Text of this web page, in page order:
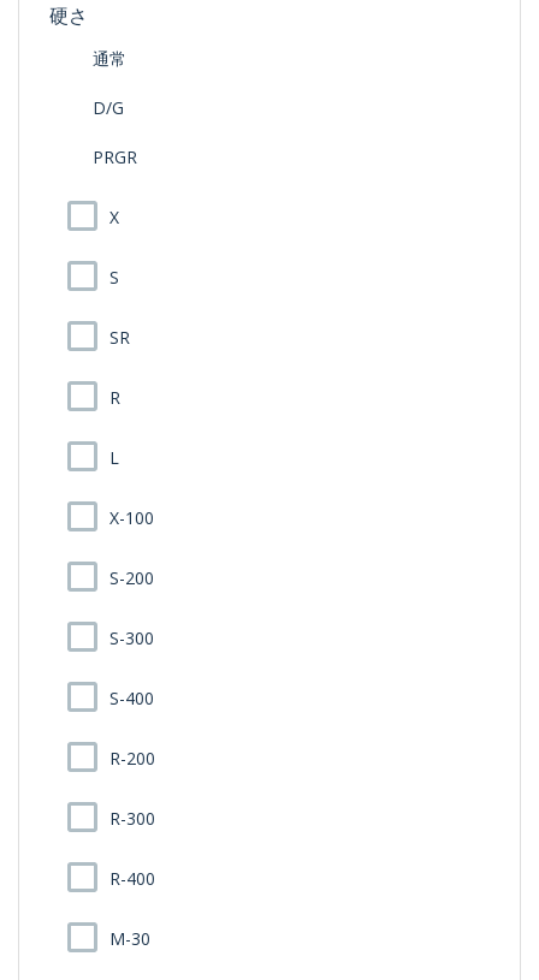
硬さ
通常
D/G
PRGR
X
S
SR
R
L
X-100
S-200
S-300
S-400
R-200
R-300
R-400
M-30